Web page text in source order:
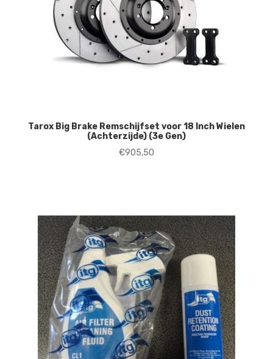
Tarox Big Brake Remschijfset voor 18 Inch Wielen
(Achterzijde) (3e Gen)
€905,50